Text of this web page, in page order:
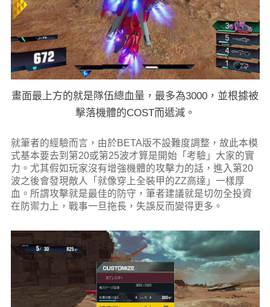
畫面最上方的就是隊伍總血量，最多為3000，並根據被
擊落機體的COST而遞減。
就筆者的經驗而言，由於BETA版不設難度調整，故此本模
式基本要去到第20或第25波才算是開始「考驗」大家的實
力。尤其假如玩家沒有增強機體的攻擊力的話，進入第20
波之後會發現敵人「就像穿上全裝甲的ZZ高達」一樣厚
血。所謂攻擊就是最佳的防守，筆者建議就是切勿全投資
在防禦力上，戰事一旦拖長，失誤反而變得更多。